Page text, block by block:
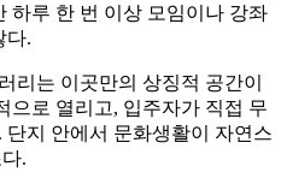
하루 한 번 이상 모임이나 강좌
다.
리는 이곳만의 상징적 공간이
으로 열리고, 입주자가 직접 무
지 안에서 문화생활이 자연스
.